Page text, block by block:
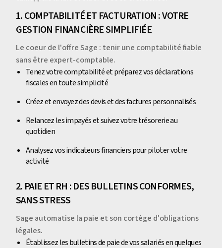
1. COMPTABILITÉ ET FACTURATION : VOTRE
GESTION FINANCIÈRE SIMPLIFIÉE
Le coeur de l'offre Sage : tenir une comptabilité fiable
sans être expert-comptable.
Tenez votre comptabilité et préparez vos déclarations
fiscales en toute simplicité
Créez et envoyez des devis et des factures personnalisés
Relancez les impayés et suivez votre trésorerie au
quotidien
Analysez vos indicateurs financiers pour piloter votre
activité
2. PAIE ET RH : DES BULLETINS CONFORMES,
SANS STRESS
Sage automatise la paie et son cortège d'obligations
légales.
Établissez les bulletins de paie de vos salariés en quelques